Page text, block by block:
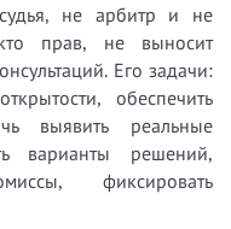
не арбитр и не
прав, не выносит
Его задачи:
обеспечить
выявить реальные
варианты решений,
фиксировать